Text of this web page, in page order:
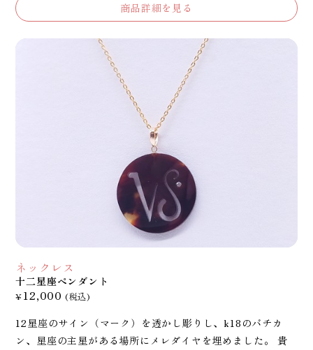
商品詳細を見る
ネックレス
十二星座ペンダント
¥12,000 (税込)
12星座のサイン（マーク）を透かし彫りし、k18のバチカ
ン、星座の主星がある場所にメレダイヤを埋めました。 貴